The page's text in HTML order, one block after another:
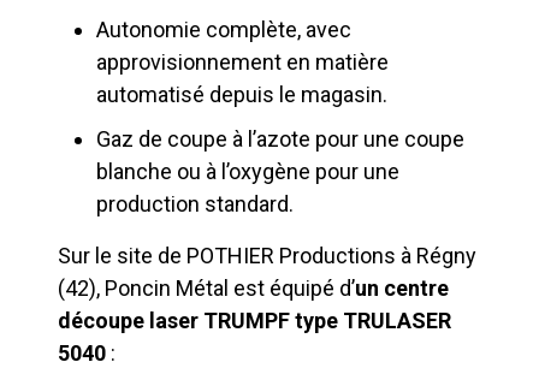
Autonomie complète, avec
approvisionnement en matière
automatisé depuis le magasin.
Gaz de coupe à l’azote pour une coupe
blanche ou à l’oxygène pour une
production standard.
Sur le site de POTHIER Productions à Régny
(42), Poncin Métal est équipé d’un centre
découpe laser TRUMPF type TRULASER
5040 :